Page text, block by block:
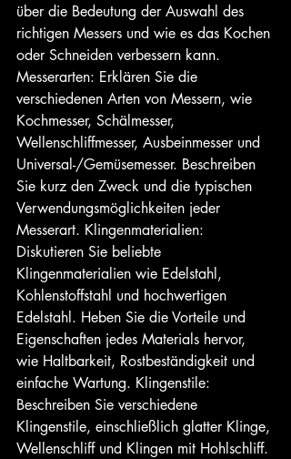
über die Bedeutung der Auswahl des
richtigen Messers und wie es das Kochen
oder Schneiden verbessern kann.
Messerarten: Erklären Sie die
verschiedenen Arten von Messern, wie
Kochmesser, Schälmesser,
Wellenschliffmesser, Ausbeinmesser und
Universal-/Gemüsemesser. Beschreiben
Sie kurz den Zweck und die typischen
Verwendungsmöglichkeiten jeder
Messerart. Klingenmaterialien:
Diskutieren Sie beliebte
Klingenmaterialien wie Edelstahl,
Kohlenstoffstahl und hochwertigen
Edelstahl. Heben Sie die Vorteile und
Eigenschaften jedes Materials hervor,
wie Haltbarkeit, Rostbeständigkeit und
einfache Wartung. Klingenstile:
Beschreiben Sie verschiedene
Klingenstile, einschließlich glatter Klinge,
Wellenschliff und Klingen mit Hohlschliff.